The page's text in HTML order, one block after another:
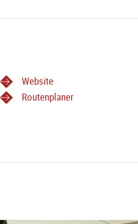
Website
Routenplaner